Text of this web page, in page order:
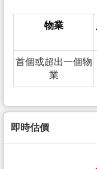
物業
首個或超出一個物
業
即時估價